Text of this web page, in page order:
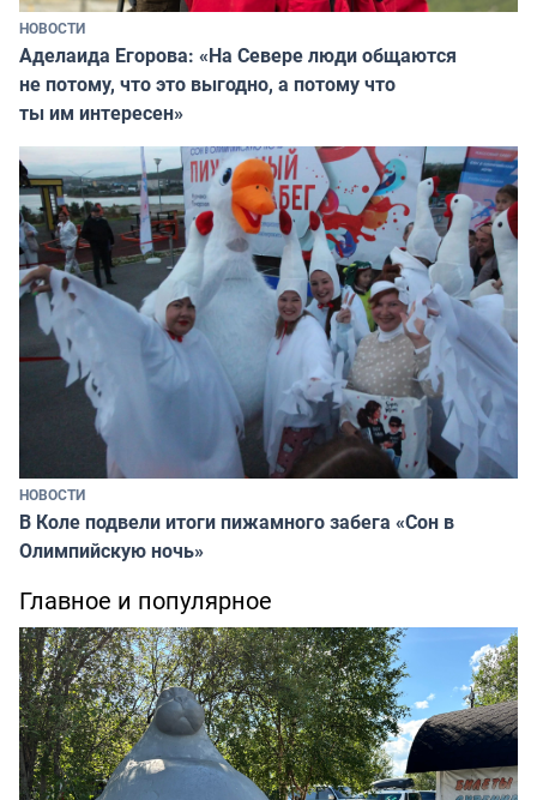
НОВОСТИ
Аделаида Егорова: «На Севере люди общаются
не потому, что это выгодно, а потому что
ты им интересен»
НОВОСТИ
В Коле подвели итоги пижамного забега «Сон в
Олимпийскую ночь»
Главное и популярное